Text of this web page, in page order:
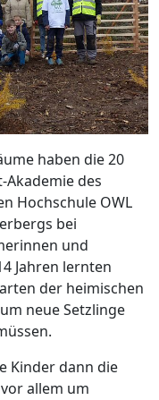
haben die 20
des
Hochschule OWL
bei
und
Jahren lernten
der heimischen
neue Setzlinge
Kinder dann die
allem um